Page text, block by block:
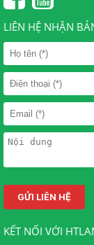
LIÊN HỆ NHẬN
KẾT NỐI VỚI